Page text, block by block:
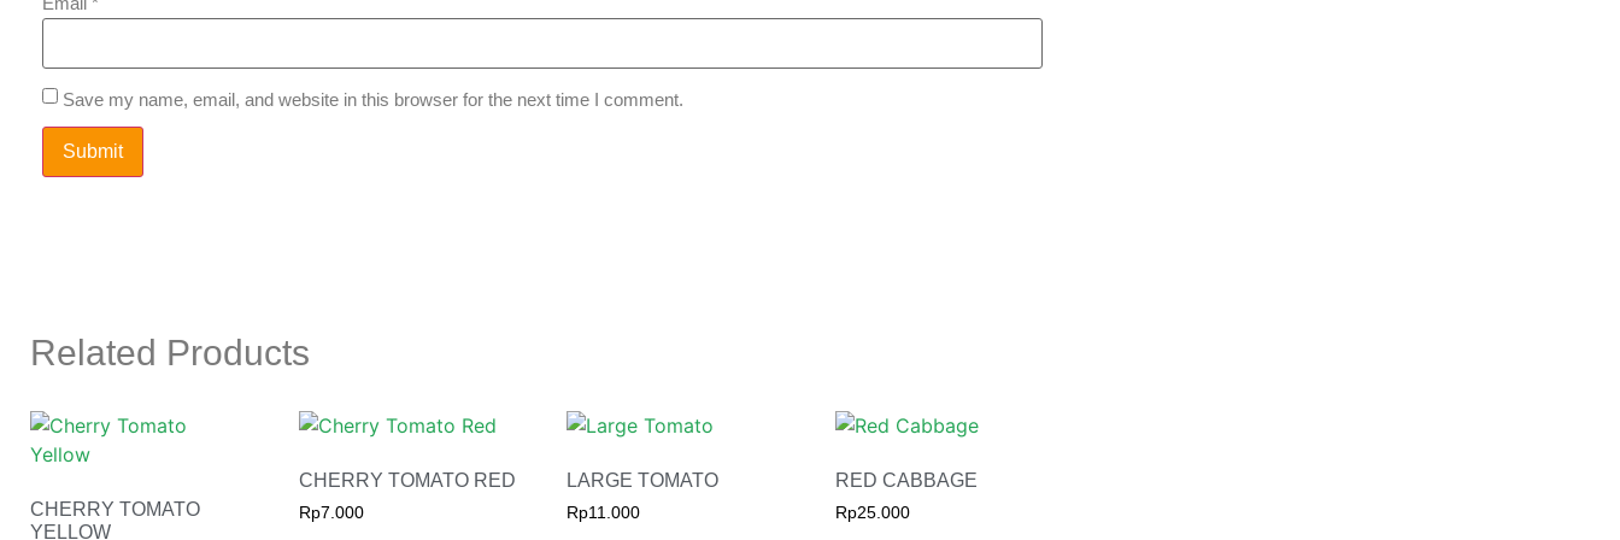
Save my name, email, and website in this browser for the next time I comment.
Related Products
CHERRY TOMATO
YELLOW
CHERRY TOMATO RED
Rp7.000
LARGE TOMATO
Rp11.000
RED CABBAGE
Rp25.000